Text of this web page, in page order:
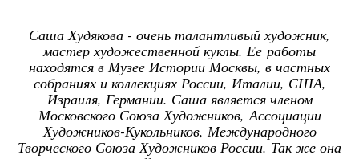
Саша Худякова - очень талантливый художник,
мастер художественной куклы. Ее работы
находятся в Музее Истории Москвы, в частных
собраниях и коллекциях России, Италии, США,
Израиля, Германии. Саша является членом
Московского Союза Художников, Ассоциации
Художников-Кукольников, Международного
Творческого Союза Художников России. Так же она